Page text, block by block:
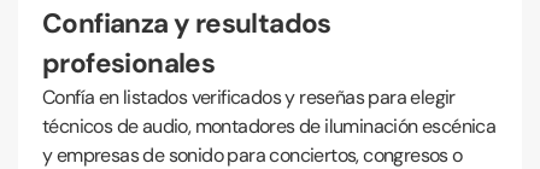
Confianza y resultados
profesionales
Confía en listados verificados y reseñas para elegir
técnicos de audio, montadores de iluminación escénica
y empresas de sonido para conciertos, congresos o